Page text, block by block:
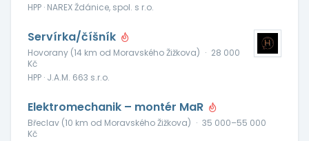
HPP · NAREX Ždánice, spol. s r.o.
Servírka/číšník
Hovorany (14 km od Moravského Žižkova) · 28 000
Kč
HPP · J.A.M. 663 s.r.o.
Elektromechanik – montér MaR
Břeclav (10 km od Moravského Žižkova) · 35 000–55 000
Kč